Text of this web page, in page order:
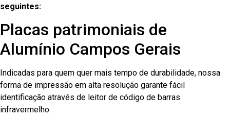
seguintes:
Placas patrimoniais de
Alumínio Campos Gerais
Indicadas para quem quer mais tempo de durabilidade, nossa
forma de impressão em alta resolução garante fácil
identificação através de leitor de código de barras
infravermelho.